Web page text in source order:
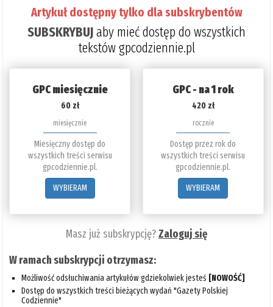
Artykuł dostępny tylko dla subskrybentów
SUBSKRYBUJaby mieć dostęp do wszystkich
tekstów gpcodziennie.pl
GPC miesięcznie
60 zł
miesięcznie
Miesięczny dostęp do
wszystkich treści serwisu
gpcodziennie.pl.
WYBIERAM
GPC - na 1 rok
420 zł
rocznie
Dostęp przez rok do
wszystkich treści serwisu
gpcodziennie.pl.
WYBIERAM
Masz już subskrypcję?Zaloguj się
W ramach subskrypcji otrzymasz:
Możliwość odsłuchiwania artykułów gdziekolwiek jesteś [NOWOŚĆ]
Dostęp do wszystkich treści bieżących wydań "Gazety Polskiej
Codziennie"